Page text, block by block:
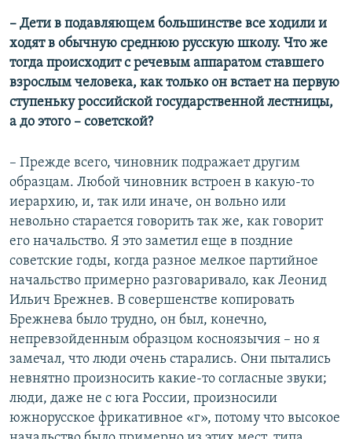
– Дети в подавляющем большинстве все ходили и
ходят в обычную среднюю русскую школу. Что же
тогда происходит с речевым аппаратом ставшего
взрослым человека, как только он встает на первую
ступеньку российской государственной лестницы,
а до этого – советской?
– Прежде всего, чиновник подражает другим
образцам. Любой чиновник встроен в какую-то
иерархию, и, так или иначе, он вольно или
невольно старается говорить так же, как говорит
его начальство. Я это заметил еще в поздние
советские годы, когда разное мелкое партийное
начальство примерно разговаривало, как Леонид
Ильич Брежнев. В совершенстве копировать
Брежнева было трудно, он был, конечно,
непревзойденным образцом косноязычия – но я
замечал, что люди очень старались. Они пытались
невнятно произносить какие-то согласные звуки;
люди, даже не с юга России, произносили
южнорусское фрикативное «г», потому что высокое